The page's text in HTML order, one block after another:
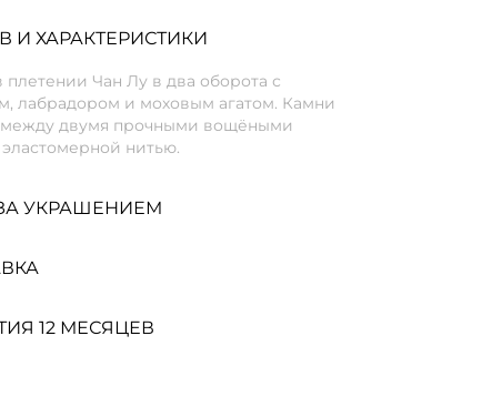
И ХАРАКТЕРИСТИКИ
плетении Чан Лу в два оборота с
лабрадором и моховым агатом. Камни
между двумя прочными вощёными
нитью.
УКРАШЕНИЕМ
12 МЕСЯЦЕВ